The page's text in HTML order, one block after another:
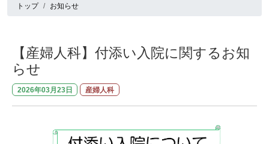
トップ お知らせ
【産婦人科】付添い入院に関するお知
らせ
2026年03月23日 産婦人科